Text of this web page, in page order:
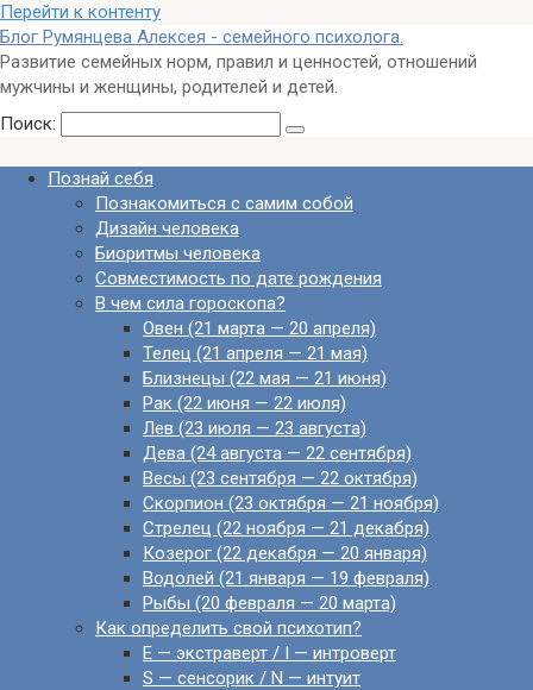
Перейти к контенту
Блог Румянцева Алексея - семейного психолога.
Развитие семейных норм, правил и ценностей, отношений
мужчины и женщины, родителей и детей.
Поиск:
Познай себя
Познакомиться с самим собой
Дизайн человека
Биоритмы человека
Совместимость по дате рождения
В чем сила гороскопа?
Овен (21 марта — 20 апреля)
Телец (21 апреля — 21 мая)
Близнецы (22 мая — 21 июня)
Рак (22 июня — 22 июля)
Лев (23 июля — 23 августа)
Дева (24 августа — 22 сентября)
Весы (23 сентября — 22 октября)
Скорпион (23 октября — 21 ноября)
Стрелец (22 ноября — 21 декабря)
Козерог (22 декабря — 20 января)
Водолей (21 января — 19 февраля)
Рыбы (20 февраля — 20 марта)
Как определить свой психотип?
E — экстраверт / I — интроверт
S — сенсорик / N — интуит